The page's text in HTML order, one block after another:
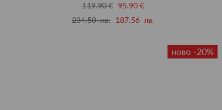
119.90 €
95.90 €
234.50 лв. 187.56 лв.
ново -20%